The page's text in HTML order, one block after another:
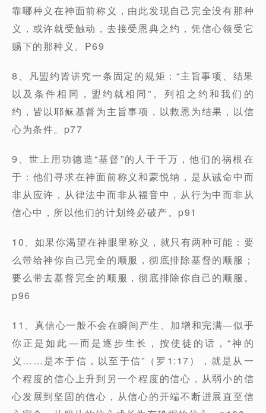
靠哪种义在神⾯前称义，由此发现⾃⼰完全没有那种
义，或许就受触动，去接受恩典之约，凭信⼼领受它
赐下的那种义。P69
8、凡盟约皆讲究⼀条固定的规矩：“主旨事项、结果
以及条件相同，盟约就相同”。列祖之约和我们的
约，皆以耶稣基督为主旨事项，以救恩为结果，以信
⼼为条件。p77
9、世上⽤功德造“基督”的⼈千千万，他们的祸根在
于：他们寻求在神⾯前称义和蒙悦纳，是从诫命中⽽
⾮从应许，从律法中⽽⾮从福⾳中，从⾏为中⽽⾮从
信⼼中，所以他们的计划终必破产。p91
10、如果你渴望在神眼⾥称义，就只有两种可能：要
么带给神你⾃⼰完全的顺服，彻底排除基督的顺服；
要么带去基督完全的顺服，彻底排除你⾃⼰的顺服。
p96
11、真信⼼⼀般不会在瞬间产⽣、加增和完满—似乎
你正是如此—⽽是逐步⽣⻓，按使徒的话，“神的
义……是本于信，以⾄于信”（罗1:17），就是从⼀
个程度的信⼼上升到另⼀个程度的信⼼，从弱⼩的信
⼼发展到坚固的信⼼，从信⼼的开端不断进展直⾄信